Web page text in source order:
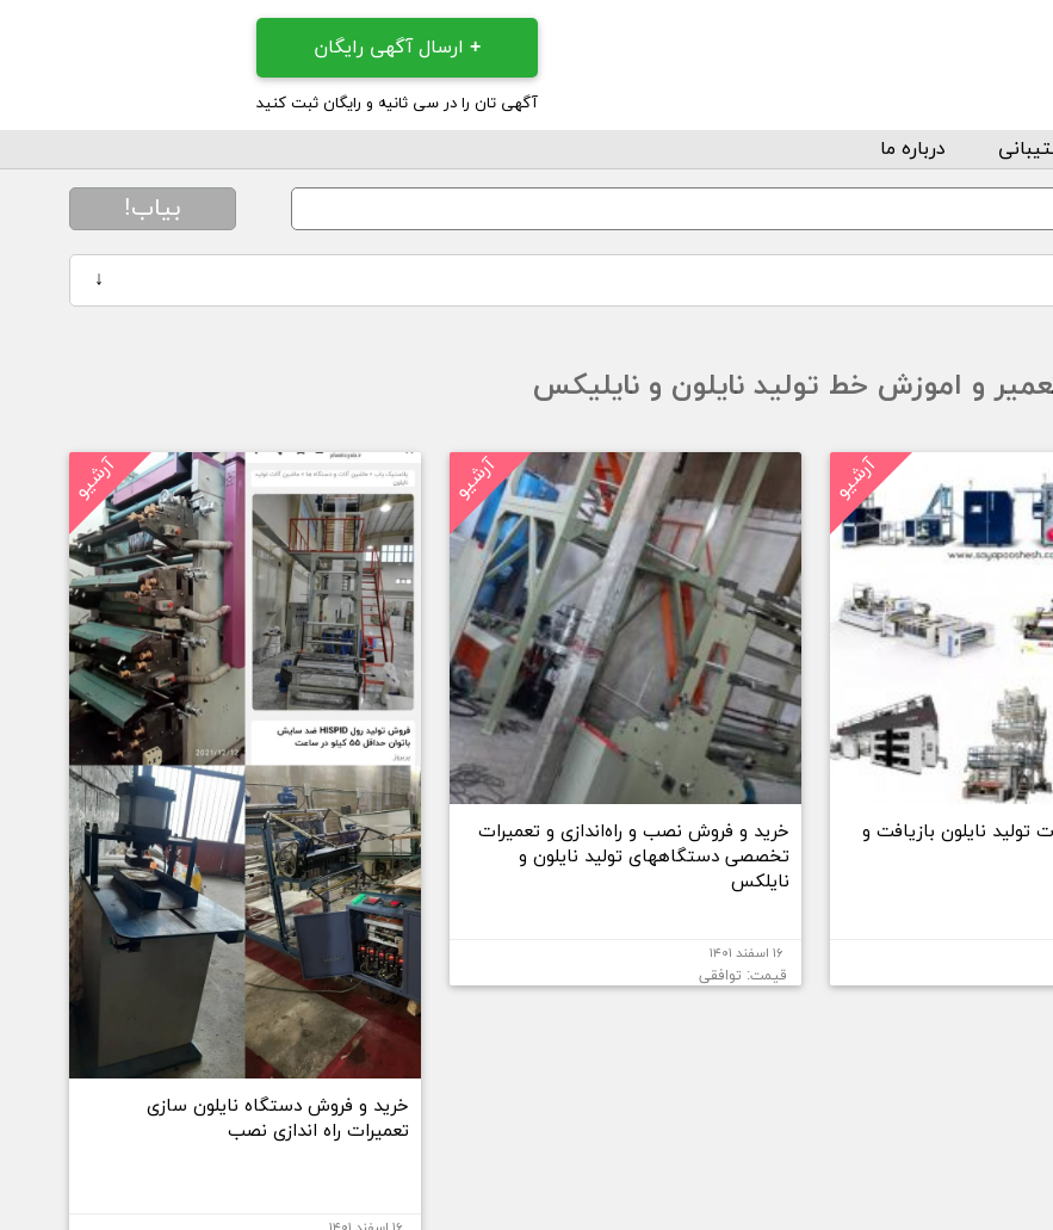
+ارسال آگهی رایگان
آگهی تان را در سی ثانیه و رایگان ثبت کنید
درباره ما
بیاب!
↓
و اموزش خط تولید نایلون و نایلیکس
آرشیو
تولید نایلون بازیافت و
آرشیو
خرید و فروش نصب و راه‌اندازی و تعمیرات
تخصصی دستگاههای تولید نایلون و
نایلکس
۱۶ اسفند ۱۴۰۱
قیمت: توافقی
آرشیو
خرید و فروش دستگاه نایلون سازی
تعمیرات راه اندازی نصب